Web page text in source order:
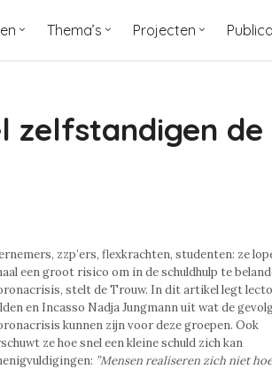
Thema’s Projecten
zelfstandigen de
zzp’ers, flexkrachten, studenten: ze
een groot risico om in de schuldhulp te
stelt de Trouw. In dit artikel legt
en Incasso Nadja Jungmann uit wat de
kunnen zijn voor deze groepen. Ook
ze hoe snel een kleine schuld zich kan
”Mensen realiseren zich niet